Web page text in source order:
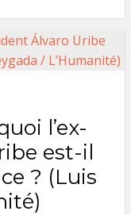
l’ex-
est-il
? (Luis